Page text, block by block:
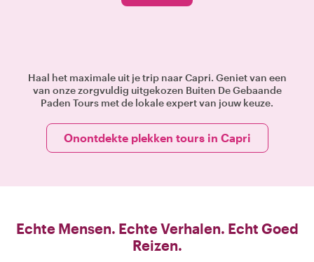
Haal het maximale uit je trip naar Capri. Geniet van een
van onze zorgvuldig uitgekozen Buiten De Gebaande
Paden Tours met de lokale expert van jouw keuze.
Onontdekte plekken tours in Capri
Echte Mensen. Echte Verhalen. Echt Goed
Reizen.